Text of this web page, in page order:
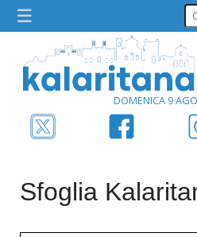
DOMENICA 9
Sfoglia